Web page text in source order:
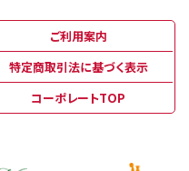
ご利用案内
特定商取引法に基づく表示
コーポレートTOP